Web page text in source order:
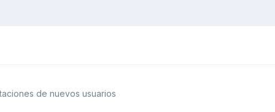
de nuevos usuarios